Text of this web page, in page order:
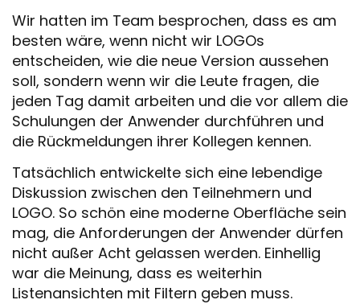
Wir hatten im Team besprochen, dass es am
besten wäre, wenn nicht wir LOGOs
entscheiden, wie die neue Version aussehen
soll, sondern wenn wir die Leute fragen, die
jeden Tag damit arbeiten und die vor allem die
Schulungen der Anwender durchführen und
die Rückmeldungen ihrer Kollegen kennen.
Tatsächlich entwickelte sich eine lebendige
Diskussion zwischen den Teilnehmern und
LOGO. So schön eine moderne Oberfläche sein
mag, die Anforderungen der Anwender dürfen
nicht außer Acht gelassen werden. Einhellig
war die Meinung, dass es weiterhin
Listenansichten mit Filtern geben muss.